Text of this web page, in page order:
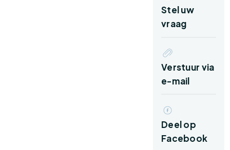
Via de verzorgde voortuin kom je bij de entree
van de woning. In de hal tref je het toilet, de
verdieping aan. De stijlvolle glazen deur geeft
fraaie PVC-vloer in visgraatmotief, de rustige
kleurstellingen en de grote raampartijen
zorgen voor een sfeervol geheel. Aan de
Stel uw
vraag
Verstuur via
e-mail
Deel op
Facebook